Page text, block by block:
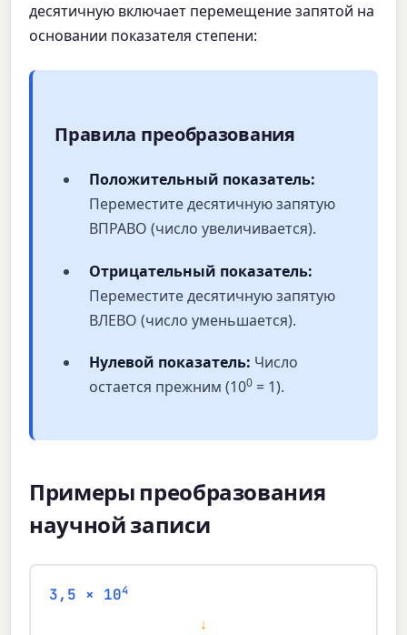
десятичную включает перемещение запятой на
основании показателя степени:
Правила преобразования
Положительный показатель:
Переместите десятичную запятую
ВПРАВО (число увеличивается).
Отрицательный показатель:
Переместите десятичную запятую
ВЛЕВО (число уменьшается).
Нулевой показатель: Число
остается прежним (100 = 1).
Примеры преобразования
научной записи
3,5 × 104
↓